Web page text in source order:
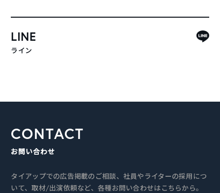
LINE
ライン
CONTACT
お問い合わせ
タイアップでの広告掲載のご相談、社員やライターの採用につ
いて、取材/出演依頼など、各種お問い合わせはこちらから。